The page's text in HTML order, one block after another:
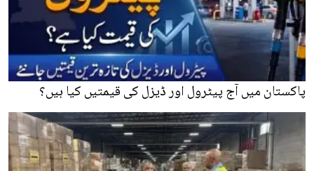
پاکستان میں آج پیٹرول اور ڈیزل کی قیمتیں کیا ہیں؟